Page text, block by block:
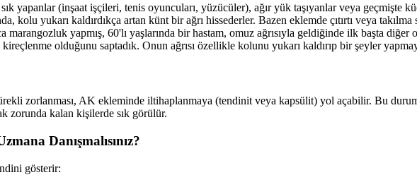
yapanlar (inşaat işçileri, tenis oyuncuları, yüzücüler), ağır yük taşıyanlar veya geçmişte
kolu yukarı kaldırdıkça artan künt bir ağrı hissederler. Bazen eklemde çıtırtı veya
marangozluk yapmış, 60'lı yaşlarında bir hastam, omuz ağrısıyla geldiğinde ilk başta
olduğunu saptadık. Onun ağrısı özellikle kolunu yukarı kaldırıp bir şeyler
zorlanması, AK ekleminde iltihaplanmaya (tendinit veya kapsülit) yol açabilir. Bu
zorunda kalan kişilerde sık görülür.
Danışmalısınız?
gösterir: